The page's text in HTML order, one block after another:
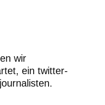
wir
ein twitter-